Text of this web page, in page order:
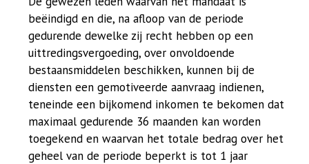
beëindigd en die, na afloop van de periode
gedurende dewelke zij recht hebben op een
uittredingsvergoeding, over onvoldoende
bestaansmiddelen beschikken, kunnen bij de
diensten een gemotiveerde aanvraag indienen,
teneinde een bijkomend inkomen te bekomen dat
maximaal gedurende 36 maanden kan worden
toegekend en waarvan het totale bedrag over het
geheel van de periode beperkt is tot 1 jaar